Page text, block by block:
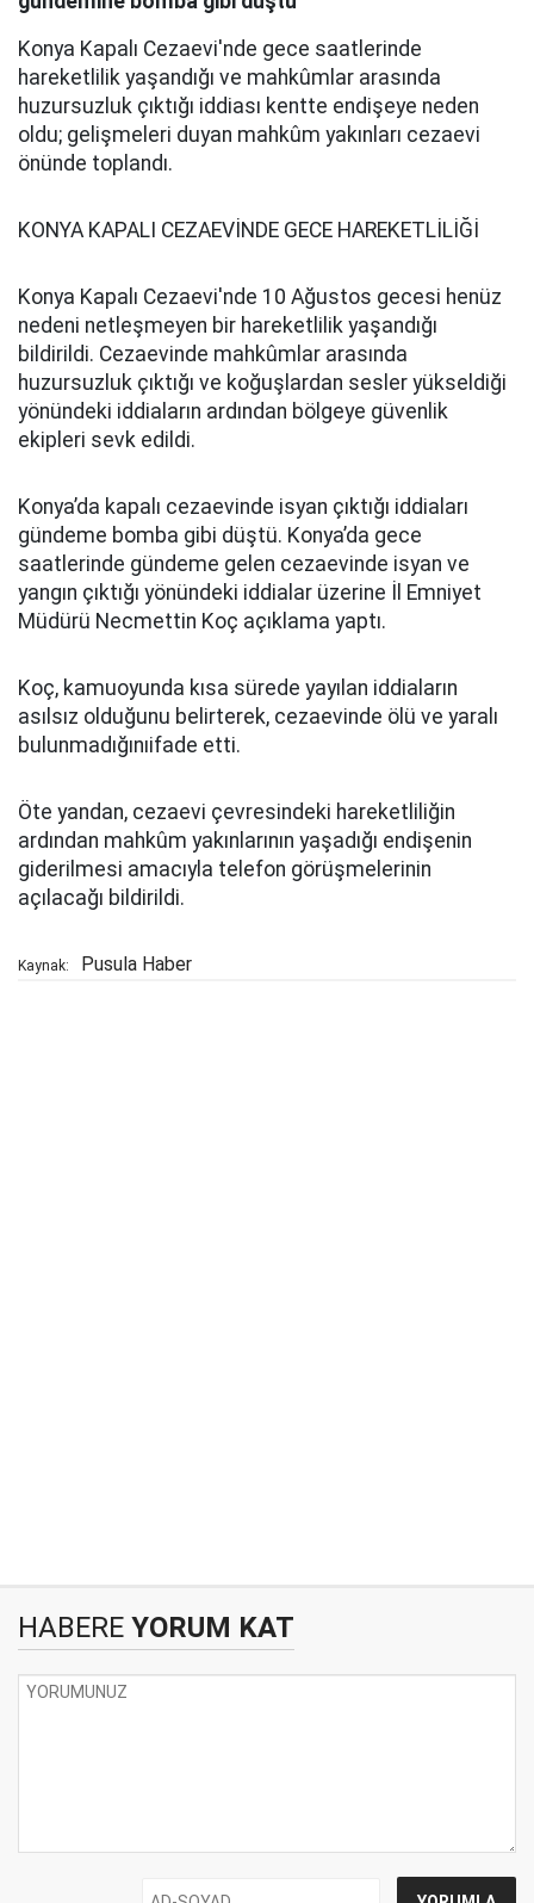
Konya Kapalı Cezaevi'nde gece saatlerinde
hareketlilik yaşandığı ve mahkûmlar arasında
huzursuzluk çıktığı iddiası kentte endişeye neden
oldu; gelişmeleri duyan mahkûm yakınları cezaevi
önünde toplandı.
KONYA KAPALI CEZAEVİNDE GECE HAREKETLİLİĞİ
Konya Kapalı Cezaevi'nde 10 Ağustos gecesi henüz
nedeni netleşmeyen bir hareketlilik yaşandığı
bildirildi. Cezaevinde mahkûmlar arasında
huzursuzluk çıktığı ve koğuşlardan sesler yükseldiği
yönündeki iddiaların ardından bölgeye güvenlik
ekipleri sevk edildi.
Konya’da kapalı cezaevinde isyan çıktığı iddiaları
gündeme bomba gibi düştü. Konya’da gece
saatlerinde gündeme gelen cezaevinde isyan ve
yangın çıktığı yönündeki iddialar üzerine İl Emniyet
Müdürü Necmettin Koç açıklama yaptı.
Koç, kamuoyunda kısa sürede yayılan iddiaların
asılsız olduğunu belirterek, cezaevinde ölü ve yaralı
bulunmadığınıifade etti.
Öte yandan, cezaevi çevresindeki hareketliliğin
ardından mahkûm yakınlarının yaşadığı endişenin
giderilmesi amacıyla telefon görüşmelerinin
açılacağı bildirildi.
Kaynak: Pusula Haber
HABERE YORUM KAT